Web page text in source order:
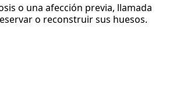
o una afección previa, llamada
o reconstruir sus huesos.